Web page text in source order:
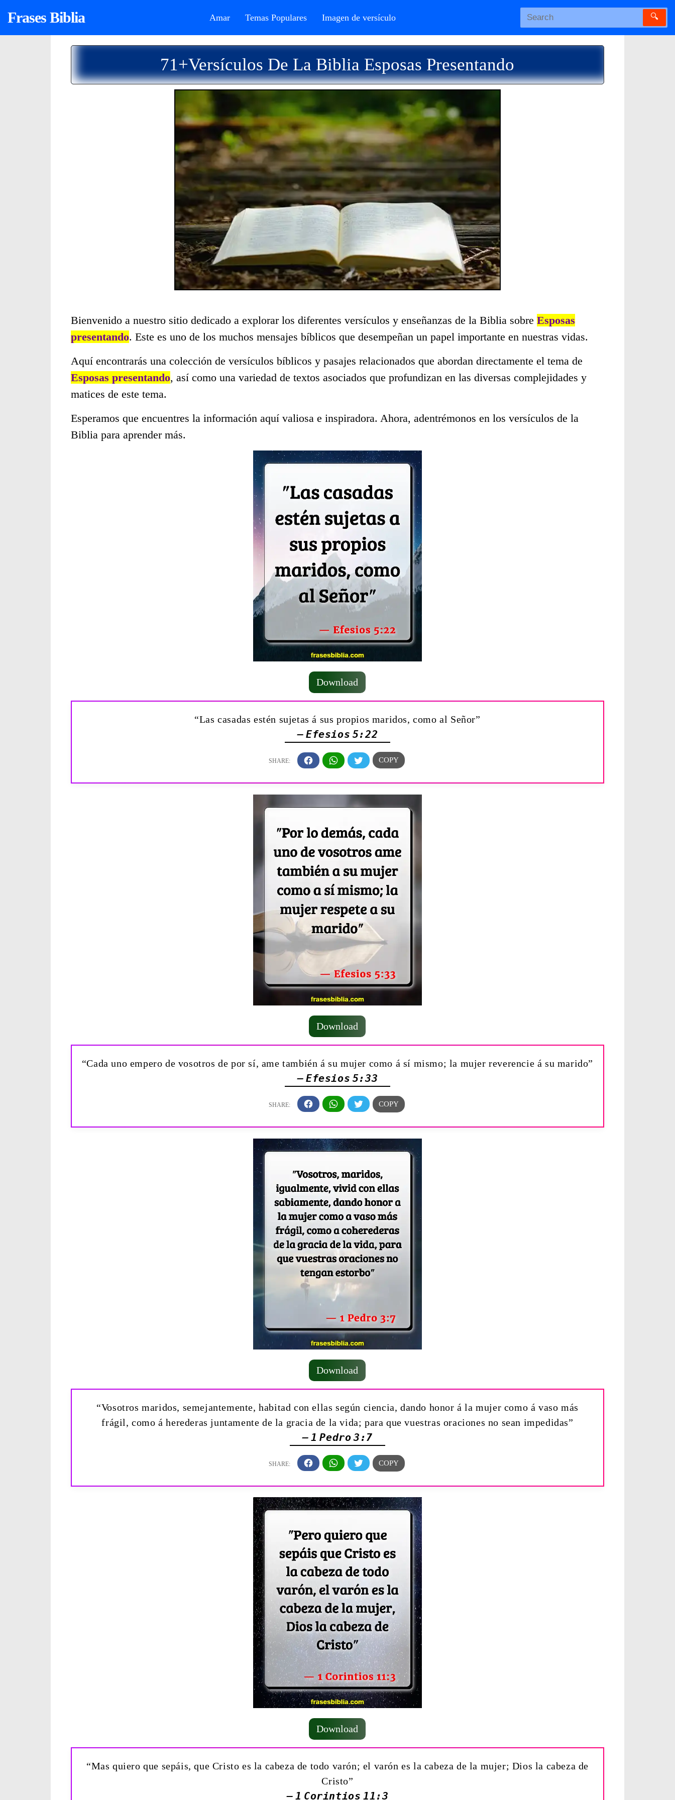
Frases Biblia Amar Temas Populares Imagen de versículo 🔍
71+Versículos De La Biblia Esposas Presentando
Bienvenido a nuestro sitio dedicado a explorar los diferentes versículos y enseñanzas de la Biblia sobre Esposas
presentando. Este es uno de los muchos mensajes bíblicos que desempeñan un papel importante en nuestras vidas.
Aquí encontrarás una colección de versículos bíblicos y pasajes relacionados que abordan directamente el tema de
Esposas presentando, así como una variedad de textos asociados que profundizan en las diversas complejidades y
matices de este tema.
Esperamos que encuentres la información aquí valiosa e inspiradora. Ahora, adentrémonos en los versículos de la
Biblia para aprender más.
Download
“Las casadas estén sujetas á sus propios maridos, como al Señor”
— Efesios 5:22
Download
“Cada uno empero de vosotros de por sí, ame también á su mujer como á sí mismo; la mujer reverencie á su marido”
— Efesios 5:33
Download
“Vosotros maridos, semejantemente, habitad con ellas según ciencia, dando honor á la mujer como á vaso más
frágil, como á herederas juntamente de la gracia de la vida; para que vuestras oraciones no sean impedidas”
— 1 Pedro 3:7
Download
“Mas quiero que sepáis, que Cristo es la cabeza de todo varón; el varón es la cabeza de la mujer; Dios la cabeza de
Cristo”
— 1 Corintios 11:3